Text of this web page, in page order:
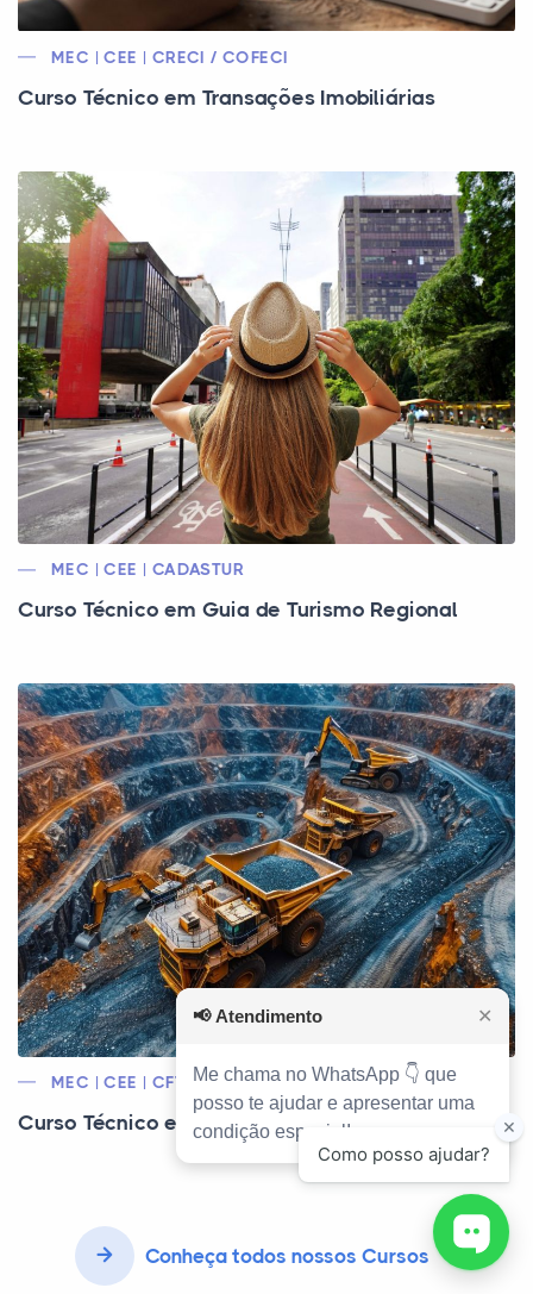
MEC | CEE | CRECI / COFECI
Curso Técnico em Transações Imobiliárias
MEC | CEE | CADASTUR
Curso Técnico em Guia de Turismo Regional
MEC | CEE | CFT
Curso Técnico em Mineração
Conheça todos nossos Cursos
📢 Atendimento ✕
Me chama no WhatsApp 👇 que
posso te ajudar e apresentar uma
condição especial!